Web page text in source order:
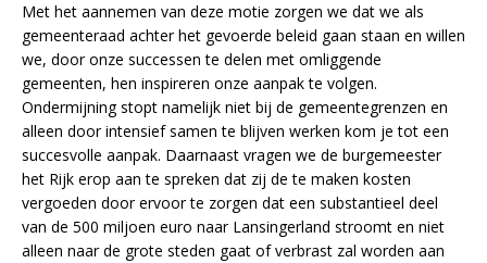
Met het aannemen van deze motie zorgen we dat we als
gemeenteraad achter het gevoerde beleid gaan staan en willen
we, door onze successen te delen met omliggende
gemeenten, hen inspireren onze aanpak te volgen.
Ondermijning stopt namelijk niet bij de gemeentegrenzen en
alleen door intensief samen te blijven werken kom je tot een
succesvolle aanpak. Daarnaast vragen we de burgemeester
het Rijk erop aan te spreken dat zij de te maken kosten
vergoeden door ervoor te zorgen dat een substantieel deel
van de 500 miljoen euro naar Lansingerland stroomt en niet
alleen naar de grote steden gaat of verbrast zal worden aan